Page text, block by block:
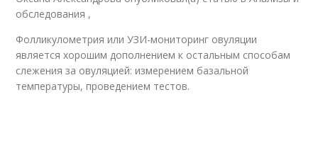
обследования ,
Фолликулометрия или УЗИ-мониторинг овуляции
является хорошим дополнением к остальным способам
слежения за овуляцией: измерением базальной
температуры, проведением тестов.